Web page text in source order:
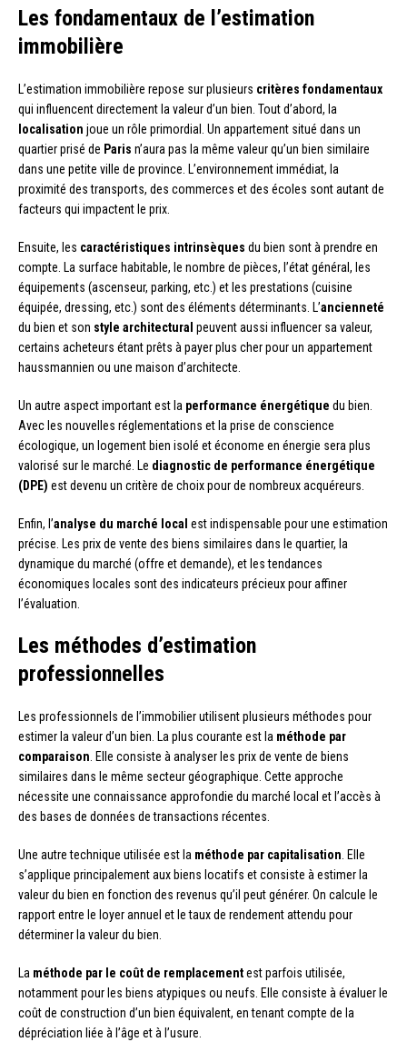
Les fondamentaux de l’estimation
immobilière
L’estimation immobilière repose sur plusieurs critères fondamentaux
qui influencent directement la valeur d’un bien. Tout d’abord, la
localisation joue un rôle primordial. Un appartement situé dans un
quartier prisé de Paris n’aura pas la même valeur qu’un bien similaire
dans une petite ville de province. L’environnement immédiat, la
proximité des transports, des commerces et des écoles sont autant de
facteurs qui impactent le prix.
Ensuite, les caractéristiques intrinsèques du bien sont à prendre en
compte. La surface habitable, le nombre de pièces, l’état général, les
équipements (ascenseur, parking, etc.) et les prestations (cuisine
équipée, dressing, etc.) sont des éléments déterminants. L’ancienneté
du bien et son style architectural peuvent aussi influencer sa valeur,
certains acheteurs étant prêts à payer plus cher pour un appartement
haussmannien ou une maison d’architecte.
Un autre aspect important est la performance énergétique du bien.
Avec les nouvelles réglementations et la prise de conscience
écologique, un logement bien isolé et économe en énergie sera plus
valorisé sur le marché. Le diagnostic de performance énergétique
(DPE) est devenu un critère de choix pour de nombreux acquéreurs.
Enfin, l’analyse du marché local est indispensable pour une estimation
précise. Les prix de vente des biens similaires dans le quartier, la
dynamique du marché (offre et demande), et les tendances
économiques locales sont des indicateurs précieux pour affiner
l’évaluation.
Les méthodes d’estimation
professionnelles
Les professionnels de l’immobilier utilisent plusieurs méthodes pour
estimer la valeur d’un bien. La plus courante est la méthode par
comparaison . Elle consiste à analyser les prix de vente de biens
similaires dans le même secteur géographique. Cette approche
nécessite une connaissance approfondie du marché local et l’accès à
des bases de données de transactions récentes.
Une autre technique utilisée est la méthode par capitalisation . Elle
s’applique principalement aux biens locatifs et consiste à estimer la
valeur du bien en fonction des revenus qu’il peut générer. On calcule le
rapport entre le loyer annuel et le taux de rendement attendu pour
déterminer la valeur du bien.
La méthode par le coût de remplacementest parfois utilisée,
notamment pour les biens atypiques ou neufs. Elle consiste à évaluer le
coût de construction d’un bien équivalent, en tenant compte de la
dépréciation liée à l’âge et à l’usure.